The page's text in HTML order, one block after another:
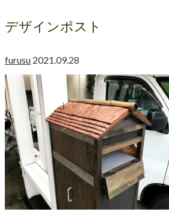
デザインポスト
furusu 2021.09.28